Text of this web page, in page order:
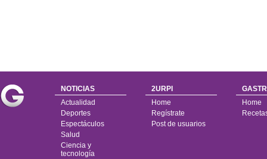
NOTICIAS
Actualidad
Deportes
Espectáculos
Salud
Ciencia y
tecnología
2URPI
Home
Regístrate
Post de usuarios
Home